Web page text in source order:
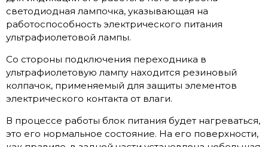
светодиодная лампочка, указывающая на
работоспособность электрического питания
ультрафиолетовой лампы.
Со стороны подключения переходника в
ультрафиолетовую лампу находится резиновый
колпачок, применяемый для защиты элементов
электрического контакта от влаги.
В процессе работы блок питания будет нагреваться,
это его нормальное состояние. На его поверхности,